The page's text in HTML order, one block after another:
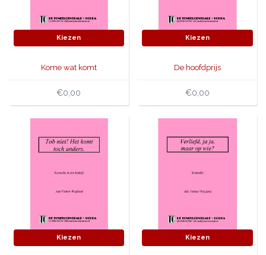
THEATERBOEKEN
Kiezen
Kome wat komt
€0,00
Kiezen
De hoofdprijs
€0,00
Kiezen Kiezen